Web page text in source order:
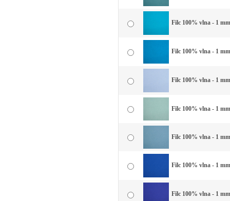
Filc 100% vlna - 1
Filc 100% vlna - 1
Filc 100% vlna - 1
Filc 100% vlna - 1
Filc 100% vlna - 1
Filc 100% vlna - 1
Filc 100% vlna - 1